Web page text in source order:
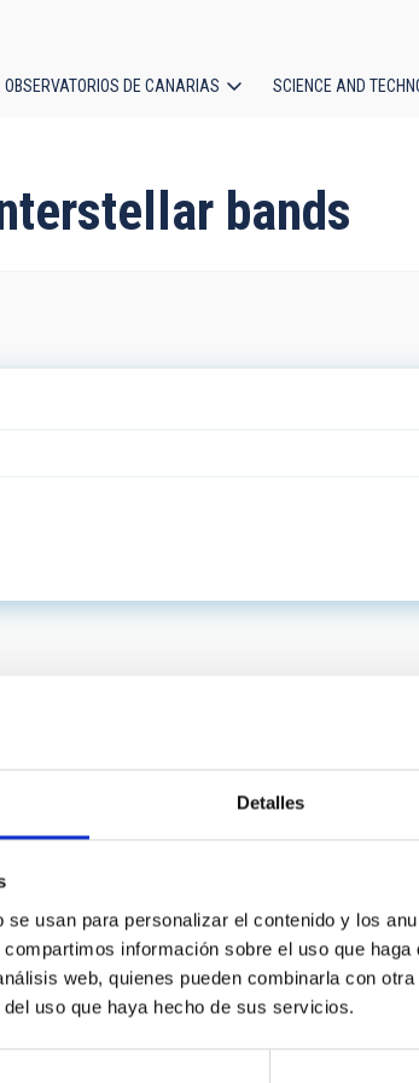
Detalles
usan para personalizar el contenido y los
información sobre el uso que
web, quienes pueden combinarla con
uso que haya hecho de sus servicios.
OBSERVATORIOS DE CANARIAS SCIENCE AND
bands
IAC PORTAL
Sitemap
Privacy